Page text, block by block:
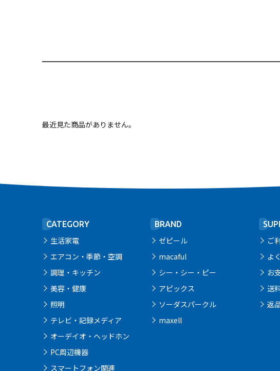
最近見た商品がありません。
CATEGORY
生活家電
エアコン・季節・空調
調理・キッチン
美容・健康
照明
テレビ・記録メディア
オーデイオ・ヘッドホン
PC周辺機器
スマートフォン関連
BRAND
ゼピール
macaful
シー・シー・ピー
アピックス
ソーダスパークル
maxell
ご
よ
お
送
返